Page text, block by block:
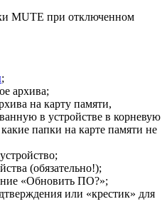
MUTE при отключенном
;
архива;
на карту памяти,
в устройстве в корневую
папки на карте памяти не
(обязательно!);
«Обновить ПО?»;
или «крестик» для